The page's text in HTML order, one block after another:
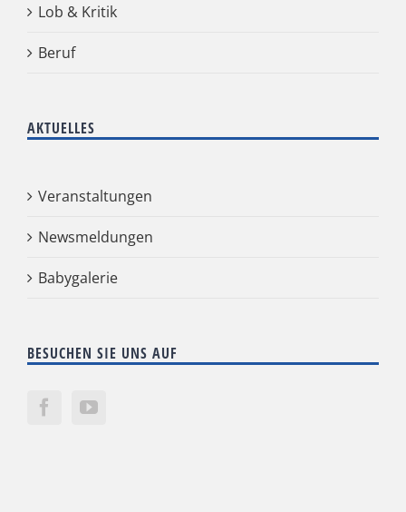
Lob & Kritik
Beruf
AKTUELLES
Veranstaltungen
Newsmeldungen
Babygalerie
BESUCHEN SIE UNS AUF